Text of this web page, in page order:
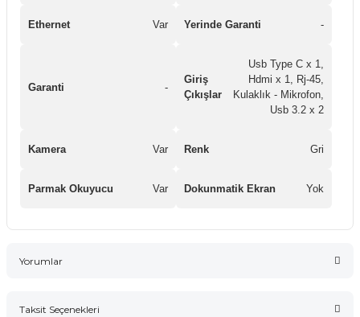
Ethernet Var Yerinde Garanti -
Garanti -
Giriş
Çıkışlar
Usb Type C x 1,
Hdmi x 1, Rj-45,
Kulaklık - Mikrofon,
Usb 3.2 x 2
Kamera Var Renk Gri
Parmak Okuyucu Var Dokunmatik Ekran Yok
Yorumlar
Taksit Seçenekleri